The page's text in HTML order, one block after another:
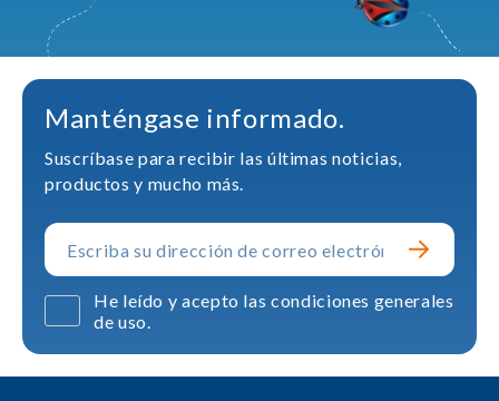
Manténgase informado.
Suscríbase para recibir las últimas noticias,
productos y mucho más.
He leído y acepto las condiciones generales
de uso.